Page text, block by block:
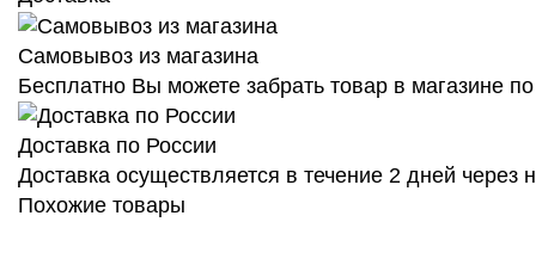
Самовывоз из магазина
Бесплатно Вы можете забрать товар в магазине
Доставка по России
Доставка осуществляется в течение 2 дней
Похожие товары